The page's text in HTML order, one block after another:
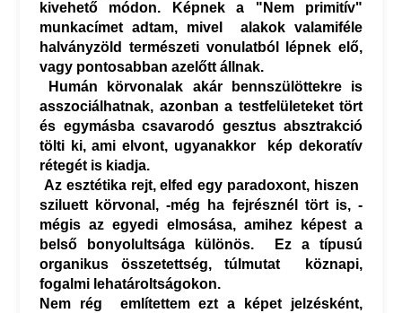
kivehető módon. Képnek a "Nem primitív"
munkacímet adtam, mivel alakok valamiféle
halványzöld természeti vonulatból lépnek elő,
vagy pontosabban azelőtt állnak.
Humán körvonalak akár bennszülöttekre is
asszociálhatnak, azonban a testfelületeket tört
és egymásba csavarodó gesztus absztrakció
tölti ki, ami elvont, ugyanakkor kép dekoratív
rétegét is kiadja.
Az esztétika rejt, elfed egy paradoxont, hiszen
sziluett körvonal, -még ha fejrésznél tört is, -
mégis az egyedi elmosása, amihez képest a
belső bonyolultsága különös. Ez a típusú
organikus összetettség, túlmutat köznapi,
fogalmi lehatároltságokon.
Nem rég említettem ezt a képet jelzésként,